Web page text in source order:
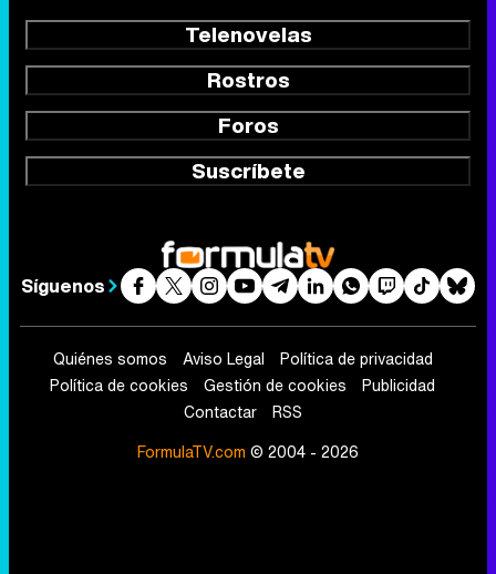
Telenovelas
Rostros
Foros
Suscríbete
Síguenos
Quiénes somos Aviso Legal
Política de privacidad
Política de cookies
Gestión de cookies
Publicidad
Contactar
RSS
FormulaTV.com © 2004 - 2026